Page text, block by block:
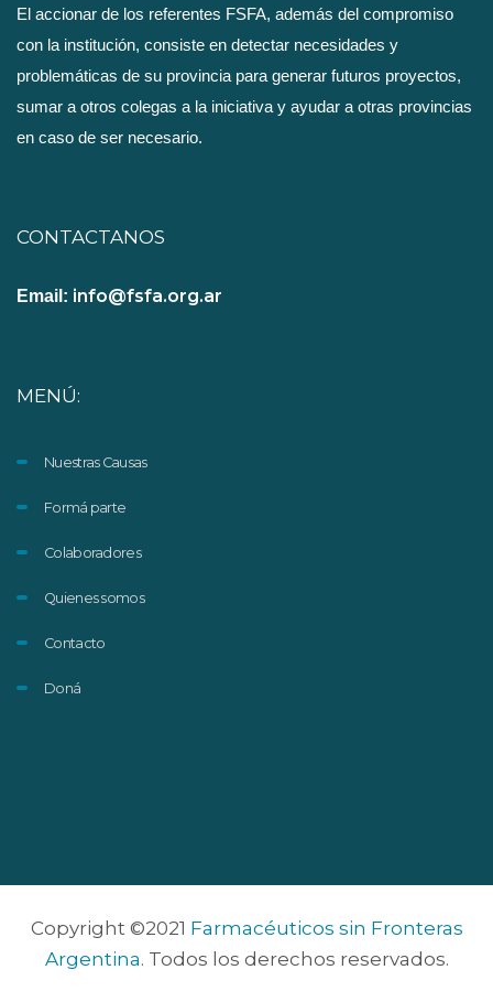
El accionar de los referentes FSFA, además del compromiso
con la institución, consiste en detectar necesidades y
problemáticas de su provincia para generar futuros proyectos,
sumar a otros colegas a la iniciativa y ayudar a otras provincias
en caso de ser necesario.
CONTACTANOS
Email: info@fsfa.org.ar
MENÚ:
Nuestras Causas
Formá parte
Colaboradores
Quienes somos
Contacto
Doná
Copyright ©2021 Farmacéuticos sin Fronteras
Argentina. Todos los derechos reservados.